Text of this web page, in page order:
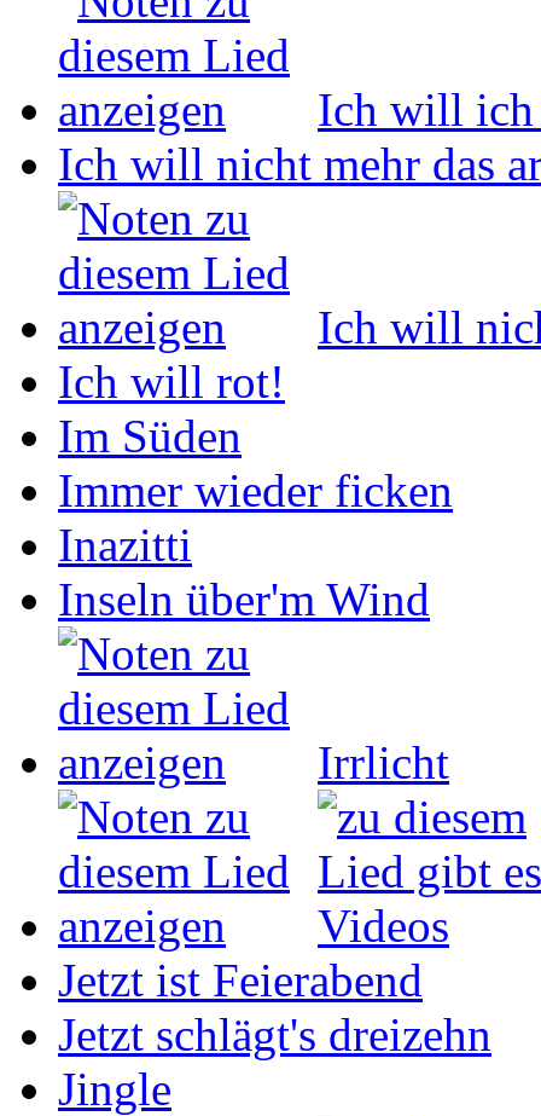
Ich will ich
Ich will nicht mehr das
Ich will
Ich will rot!
Im Süden
Immer wieder ficken
Inazitti
Inseln über'm Wind
Irrlicht
Jetzt ist Feierabend
Jetzt schlägt's dreizehn
Jingle